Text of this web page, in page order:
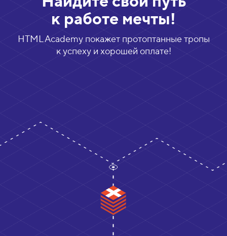
a
d
y
к работе мечты!
HTML Academy покажет протоптанные тропы
к успеху и хорошей оплате!